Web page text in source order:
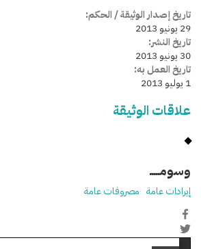
تاريخ إصدار الوثيقة / الحكم:
29 يونيو 2013
تاريخ النشر:
30 يونيو 2013
تاريخ العمل به:
1 يوليو 2013
علاقات الوثيقة
وسومـــــ
إيرادات عامة مصروفات عامة